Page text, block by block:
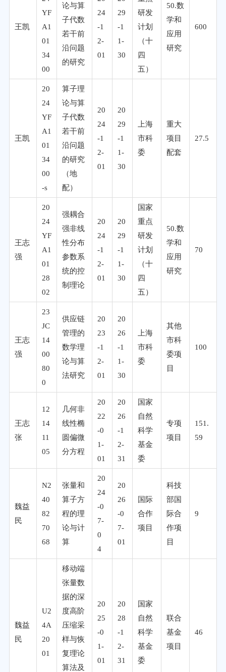
王凯
YF
A1
01
34
00
论与算
子代数
若干前
沿问题
的研究
24
-1
2-
01
29
-1
1-
30
研发
计划
（十
四
五）
50.数
学和
应用
研究
600
王凯
20
24
YF
A1
01
34
00
-s
算子理
论与算
子代数
若干前
沿问题
的研究
（地
配）
20
24
-1
2-
01
20
29
-1
1-
30
上海
市科
委
重大
项目
配套
27.5
王志
强
20
24
YF
A1
01
28
02
强耦合
强非线
性分布
参数系
统的控
制理论
20
24
-1
2-
01
20
29
-1
1-
30
国家
重点
研发
计划
（十
四
五）
50.数
学和
应用
研究
70
王志
强
23
JC
14
00
80
0
供应链
管理的
数学理
论与算
法研究
20
23
-1
2-
01
20
26
-1
1-
30
上海
市科
委
其他
市科
委项
目
100
王志
张
12
14
11
05
几何非
线性椭
圆偏微
分方程
20
22
-0
1-
01
20
26
-1
2-
31
国家
自然
科学
基金
委
专项
项目
151.
59
魏益
民
N2
40
82
70
68
张量和
算子方
程的理
论与计
算
20
24
-0
7-
0
4
20
26
-0
7-
01
国际
合作
项目
科技
部国
际合
作项
目
9
魏益
民
U2
4A
20
01
移动端
张量数
据的深
度高阶
压缩采
样与恢
复理论
算法及
20
25
-0
1-
01
20
28
-1
2-
31
国家
自然
科学
基金
委
联合
基金
项目
46